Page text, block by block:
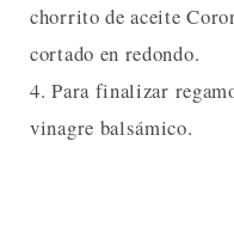
chorrito de aceite
cortado en redondo.
4. Para finalizar
vinagre balsámico.